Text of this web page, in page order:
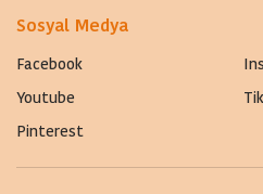
Sosyal Medya
Facebook
Youtube
Pinterest